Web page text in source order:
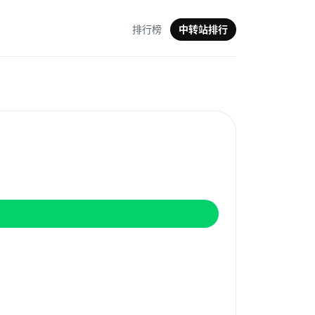
排行榜 中转站排行